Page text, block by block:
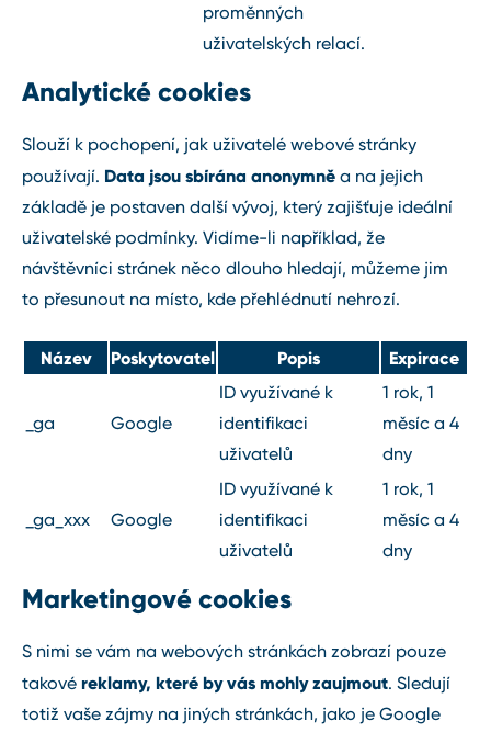
proměnných
uživatelských relací.
Analytické cookies
Slouží k pochopení, jak uživatelé webové stránky
používají. Data jsou sbírána anonymně a na jejich
základě je postaven další vývoj, který zajišťuje ideální
uživatelské podmínky. Vidíme-li například, že
návštěvníci stránek něco dlouho hledají, můžeme jim
to přesunout na místo, kde přehlédnutí nehrozí.
Název Poskytovatel Popis Expirace
_ga Google
ID využívané k
identifikaci
uživatelů
1 rok, 1
měsíc a 4
dny
_ga_xxx Google
ID využívané k
identifikaci
uživatelů
1 rok, 1
měsíc a 4
dny
Marketingové cookies
S nimi se vám na webových stránkách zobrazí pouze
takové reklamy, které by vás mohly zaujmout. Sledují
totiž vaše zájmy na jiných stránkách, jako je Google